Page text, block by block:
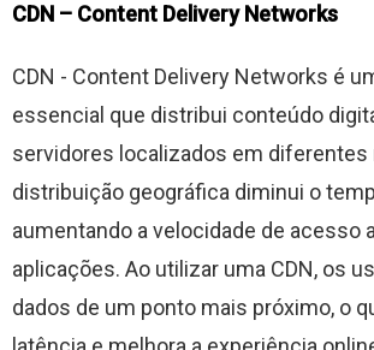
CDN – Content Delivery Networks
CDN - Content Delivery Networks é
essencial que distribui conteúdo
servidores localizados em diferentes
distribuição geográfica diminui o
aumentando a velocidade de acesso
aplicações. Ao utilizar uma CDN, os
dados de um ponto mais próximo, o